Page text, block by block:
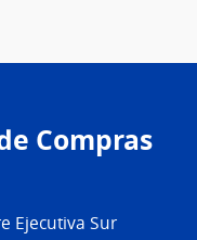
Compras
Ejecutiva Sur